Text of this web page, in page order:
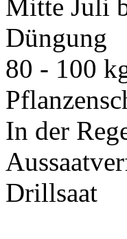
Mitte Juli
Düngung
80 - 100
In der
Drillsaat